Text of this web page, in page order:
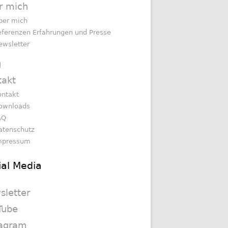
mich
mich
Erfahrungen und Presse
Media